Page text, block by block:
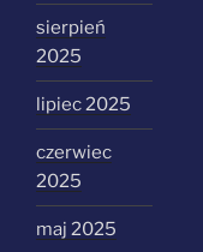
sierpień
2025
lipiec 2025
czerwiec
2025
maj 2025